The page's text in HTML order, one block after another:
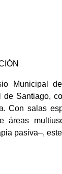
Municipal
de Santiago,
Con salas
áreas
pasiva–,